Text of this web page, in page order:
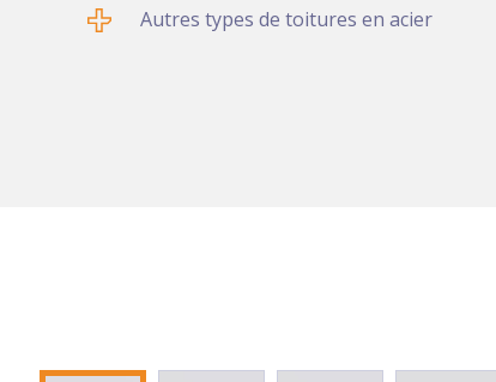
Autres types de toitures en acier